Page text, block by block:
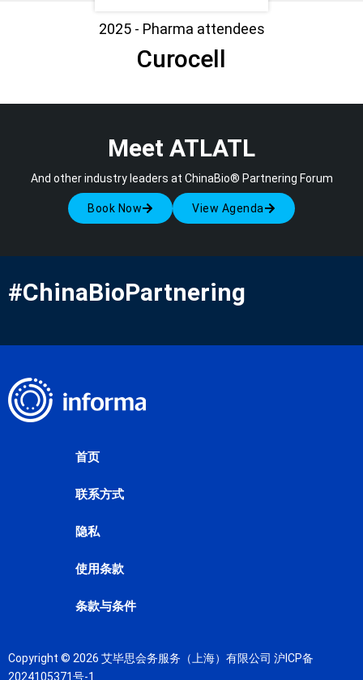
2025 - Pharma attendees
Curocell
Meet ATLATL
And other industry leaders at ChinaBio® Partnering Forum
Book Now View Agenda
#ChinaBioPartnering
首页
联系方式
隐私
使用条款
条款与条件
Copyright © 2026 艾毕思会务服务（上海）有限公司 沪ICP备
2024105371号-1